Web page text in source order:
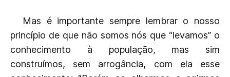
Mas é importante sempre lembrar o nosso
princípio de que não somos nós que “levamos” o
conhecimento à população, mas sim
construímos, sem arrogância, com ela esse